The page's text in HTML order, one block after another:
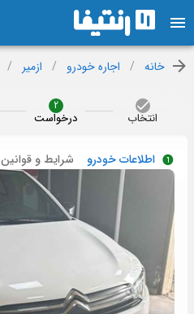
خانه / اجاره خودرو / ازمیر /
انتخاب
2
درخواست
اطلاعات خودرو شرایط و قوانین